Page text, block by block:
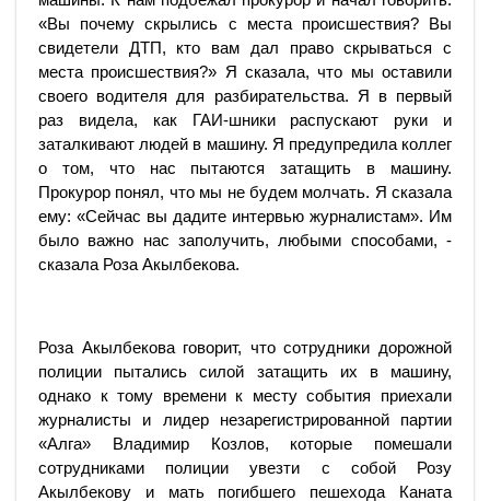
«Вы почему скрылись с места происшествия? Вы
свидетели ДТП, кто вам дал право скрываться с
места происшествия?» Я сказала, что мы оставили
своего водителя для разбирательства. Я в первый
раз видела, как ГАИ-шники распускают руки и
заталкивают людей в машину. Я предупредила коллег
о том, что нас пытаются затащить в машину.
Прокурор понял, что мы не будем молчать. Я сказала
ему: «Сейчас вы дадите интервью журналистам». Им
было важно нас заполучить, любыми способами, -
сказала Роза Акылбекова.
Роза Акылбекова говорит, что сотрудники дорожной
полиции пытались силой затащить их в машину,
однако к тому времени к месту события приехали
журналисты и лидер незарегистрированной партии
«Алга» Владимир Козлов, которые помешали
сотрудниками полиции увезти с собой Розу
Акылбекову и мать погибшего пешехода Каната